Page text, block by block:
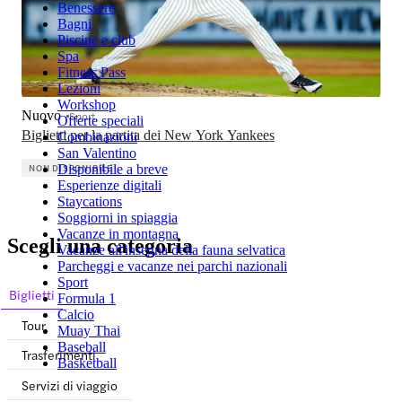
Benessere
Bagni
Piscine e club
Spa
Fitness Pass
Lezioni
Workshop
Offerte speciali
Combinazioni
San Valentino
Disponibile a breve
Esperienze digitali
Staycations
Soggiorni in spiaggia
Vacanze in montagna
Vacanze all'insegna della fauna selvatica
Parcheggi e vacanze nei parchi nazionali
Sport
Formula 1
Calcio
Muay Thai
Baseball
Basketball
Biglietti per la partita dei New York Yankees
Nuovo Sport
NON DISPONIBILE
Scegli una categoria
Biglietti
Tour
Trasferimenti
Servizi di viaggio